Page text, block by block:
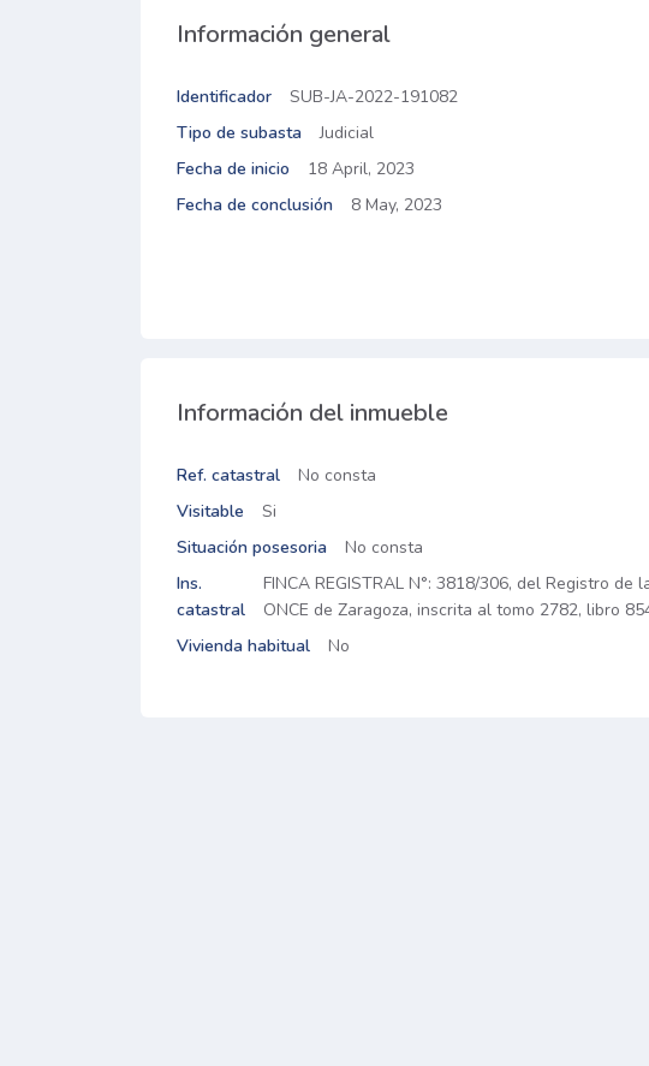
Información general
Identificador
SUB-JA-2022-191082
Tipo de subasta
Judicial
Fecha de inicio
18 April, 2023
Fecha de conclusión
8 May, 2023
Información del inmueble
Ref. catastral
No consta
Visitable
Si
Situación posesoria
No consta
Ins.
catastral
FINCA REGISTRAL N°: 3818/306, del Registro de
ONCE de Zaragoza, inscrita al tomo 2782, libro
Vivienda habitual
No